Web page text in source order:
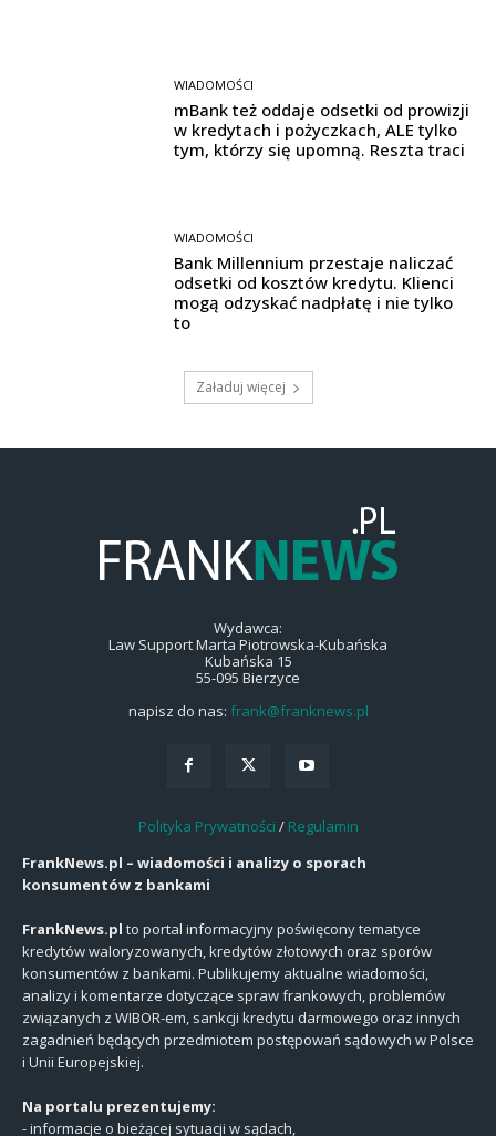
WIADOMOŚCI
mBank też oddaje odsetki od prowizji
w kredytach i pożyczkach, ALE tylko
tym, którzy się upomną. Reszta traci
WIADOMOŚCI
Bank Millennium przestaje naliczać
odsetki od kosztów kredytu. Klienci
mogą odzyskać nadpłatę i nie tylko
to
Załaduj więcej
Wydawca:
Law Support Marta Piotrowska-Kubańska
Kubańska 15
55-095 Bierzyce
napisz do nas: frank@franknews.pl
Polityka Prywatności / Regulamin
FrankNews.pl – wiadomości i analizy o sporach
konsumentów z bankami
FrankNews.pl to portal informacyjny poświęcony tematyce
kredytów waloryzowanych, kredytów złotowych oraz sporów
konsumentów z bankami. Publikujemy aktualne wiadomości,
analizy i komentarze dotyczące spraw frankowych, problemów
związanych z WIBOR-em, sankcji kredytu darmowego oraz innych
zagadnień będących przedmiotem postępowań sądowych w Polsce
i Unii Europejskiej.
Na portalu prezentujemy:
- informacje o bieżącej sytuacji w sądach,